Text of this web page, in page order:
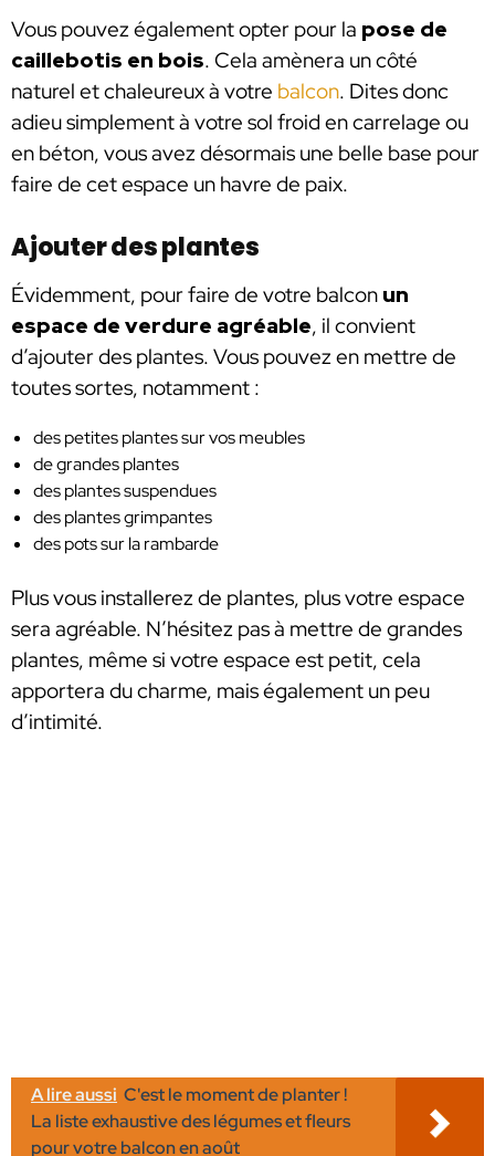
Vous pouvez également opter pour la pose de
caillebotis en bois. Cela amènera un côté
naturel et chaleureux à votre balcon. Dites donc
adieu simplement à votre sol froid en carrelage ou
en béton, vous avez désormais une belle base pour
faire de cet espace un havre de paix.
Ajouter des plantes
Évidemment, pour faire de votre balcon un
espace de verdure agréable, il convient
d’ajouter des plantes. Vous pouvez en mettre de
toutes sortes, notamment :
des petites plantes sur vos meubles
de grandes plantes
des plantes suspendues
des plantes grimpantes
des pots sur la rambarde
Plus vous installerez de plantes, plus votre espace
sera agréable. N’hésitez pas à mettre de grandes
plantes, même si votre espace est petit, cela
apportera du charme, mais également un peu
d’intimité.
A lire aussi C'est le moment de planter !
La liste exhaustive des légumes et fleurs
pour votre balcon en août